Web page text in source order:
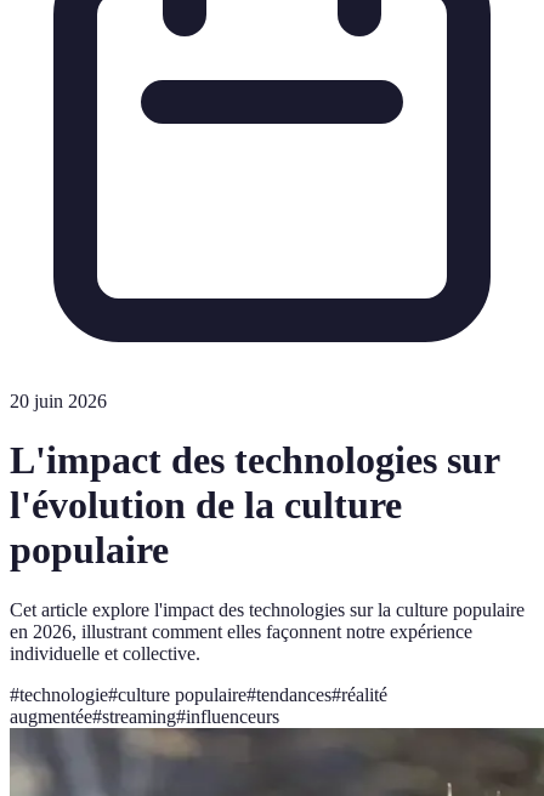
20 juin 2026
L'impact des technologies sur
l'évolution de la culture
populaire
Cet article explore l'impact des technologies sur la culture populaire
en 2026, illustrant comment elles façonnent notre expérience
individuelle et collective.
#technologie#culture populaire#tendances#réalité
augmentée#streaming#influenceurs